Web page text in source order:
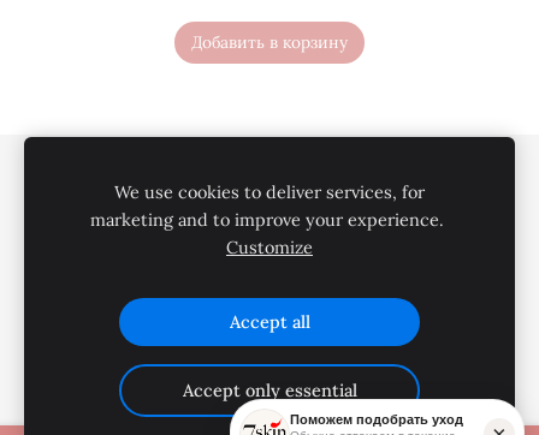
Добавить в корзину
Условия покупки
Доставка
О нас
Контакты
Файлы cookie
Поможем подобрать уход
We use cookies to deliver services, for
marketing and to improve your experience.
Customize
Accept all
Accept only essential